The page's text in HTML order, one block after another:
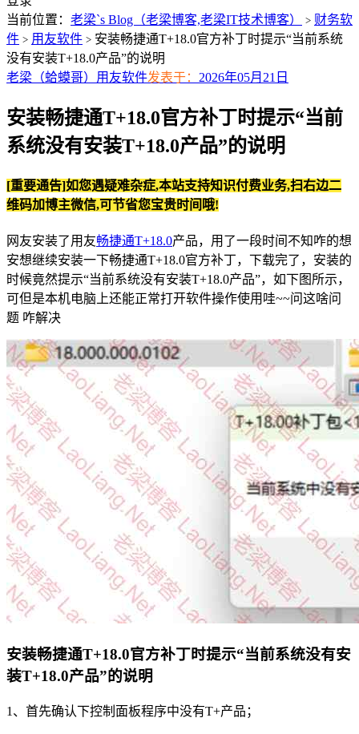
当前位置： 老梁`s Blog（老梁博客,老梁IT技术博客） > 财务软
件 > 用友软件 > 安装畅捷通T+18.0官方补丁时提示“当前系统
没有安装T+18.0产品”的说明
老梁（蛤蟆哥） 用友软件发表于： 2026年05月21日
安装畅捷通T+18.0官方补丁时提示“当前
系统没有安装T+18.0产品”的说明
[重要通告]如您遇疑难杂症,本站支持知识付费业务,扫右边二
维码加博主微信,可节省您宝贵时间哦!
网友安装了用友畅捷通T+18.0产品，用了一段时间不知咋的想
安想继续安装一下畅捷通T+18.0官方补丁，下载完了，安装的
时候竟然提示“当前系统没有安装T+18.0产品”，如下图所示，
可但是本机电脑上还能正常打开软件操作使用哇~~问这啥问
题 咋解决
安装畅捷通T+18.0官方补丁时提示“当前系统没有安
装T+18.0产品”的说明
1、首先确认下控制面板程序中没有T+产品；